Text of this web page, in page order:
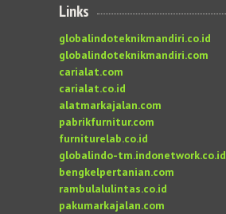
Links
globalindoteknikmandiri.co.id
globalindoteknikmandiri.com
carialat.com
carialat.co.id
alatmarkajalan.com
pabrikfurnitur.com
furniturelab.co.id
globalindo-tm.indonetwork.co.id
bengkelpertanian.com
rambulalulintas.co.id
pakumarkajalan.com